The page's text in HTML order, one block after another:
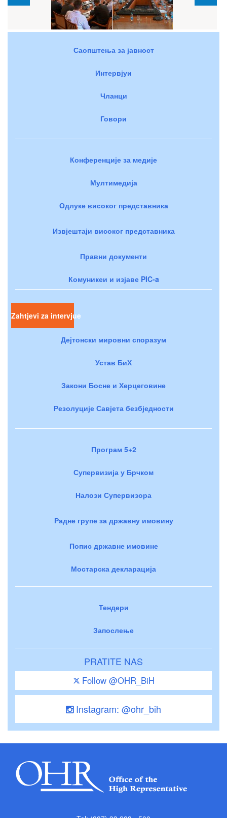
Саопштења за јавност
Интервјуи
Чланци
Говори
Конференције за медије
Мултимедија
Одлуке високог представника
Извјештаји високог представника
Правни документи
Комуникеи и изјаве PIC-a
Zahtjevi za intervjue
Дејтонски мировни споразум
Устав БиХ
Закони Босне и Херцеговине
Резолуције Савјета безбједности
Програм 5+2
Супервизија у Брчком
Налози Супервизора
Радне групе за државну имовину
Попис државне имовине
Мостарска декларација
Тендери
Запослење
PRATITE NAS
Follow @OHR_BiH
Instagram: @ohr_bih